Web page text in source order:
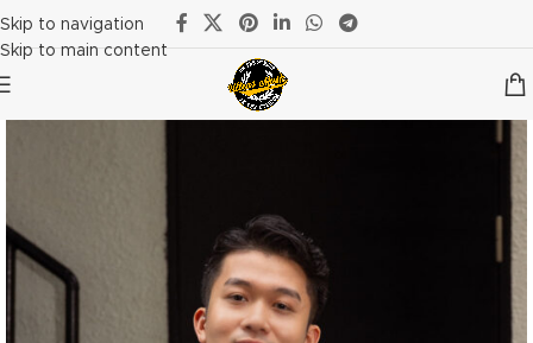
Skip to navigation
Skip to main content